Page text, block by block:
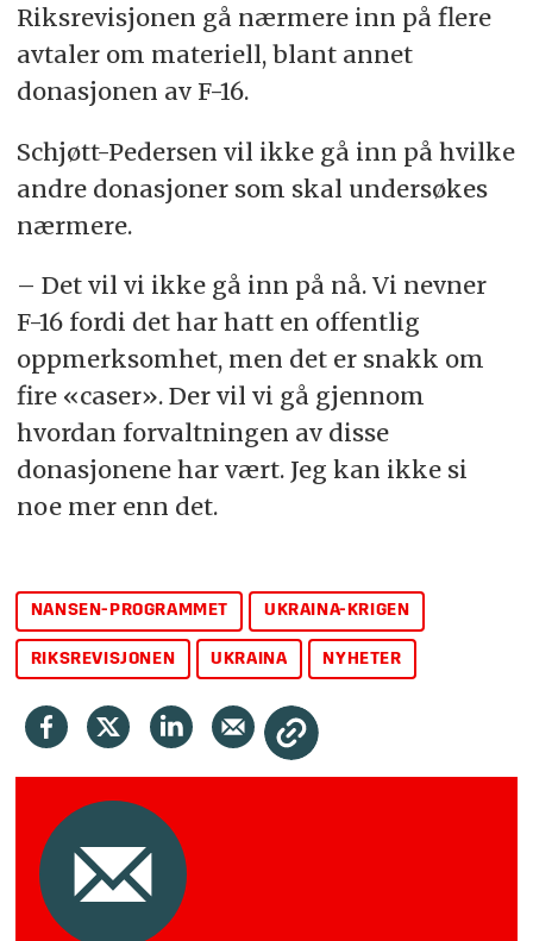
Riksrevisjonen gå nærmere inn på flere
avtaler om materiell, blant annet
donasjonen av F-16.
Schjøtt-Pedersen vil ikke gå inn på hvilke
andre donasjoner som skal undersøkes
nærmere.
– Det vil vi ikke gå inn på nå. Vi nevner
F-16 fordi det har hatt en offentlig
oppmerksomhet, men det er snakk om
fire «caser». Der vil vi gå gjennom
hvordan forvaltningen av disse
donasjonene har vært. Jeg kan ikke si
noe mer enn det.
NANSEN-PROGRAMMET UKRAINA-KRIGEN
RIKSREVISJONEN UKRAINA NYHETER